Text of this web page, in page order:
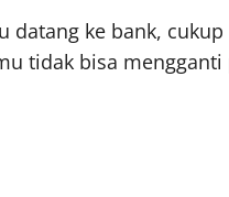
ke bank,
tidak bisa